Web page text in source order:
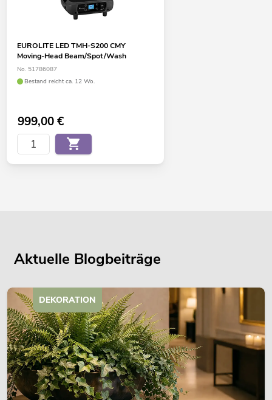
EUROLITE LED TMH-S200 CMY
Moving-Head Beam/Spot/Wash
No. 51786087
Bestand reicht ca. 12 Wo.
999,00€
Aktuelle Blogbeiträge
DEKORATION